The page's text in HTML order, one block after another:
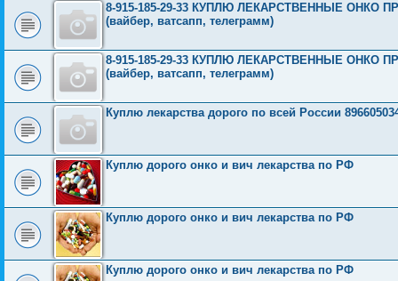
8-915-185-29-33 КУПЛЮ ЛЕКАРСТВЕННЫЕ
(вайбер, ватсапп, телеграмм)
8-915-185-29-33 КУПЛЮ ЛЕКАРСТВЕННЫЕ
(вайбер, ватсапп, телеграмм)
Куплю лекарства дорого по всей России
Куплю дорого онко и вич лекарства по РФ
Куплю дорого онко и вич лекарства по РФ
Куплю дорого онко и вич лекарства по РФ